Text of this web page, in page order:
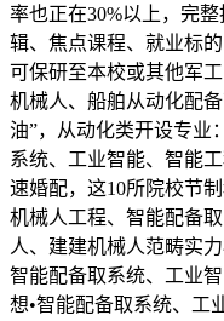
率也正在30%以上，完
辑、焦点课程、就业标
可保研至本校或其他军
机械人、船舶从动化配
油”，从动化类开设专业
系统、工业智能、智能
速婚配，这10所院校节
机械人工程、智能配备
人、建建机械人范畴实
智能配备取系统、工业
想•智能配备取系统、工